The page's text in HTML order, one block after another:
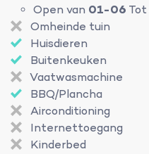
Open van 01-06 Tot
Omheinde tuin
Huisdieren
Buitenkeuken
Vaatwasmachine
BBQ/Plancha
Airconditioning
Internettoegang
Kinderbed